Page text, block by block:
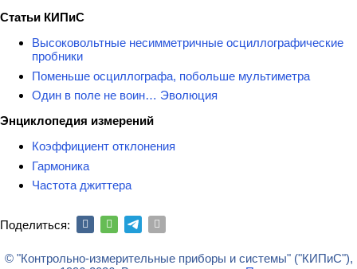
Статьи КИПиС
Высоковольтные несимметричные осциллографические
пробники
Поменьше осциллографа, побольше мультиметра
Один в поле не воин… Эволюция
Энциклопедия измерений
Коэффициент отклонения
Гармоника
Частота джиттера
Поделиться:
© "Контрольно-измерительные приборы и системы" ("КИПиС"),